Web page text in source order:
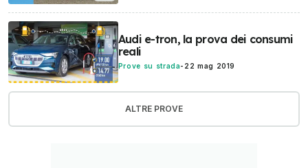
Audi e-tron, la prova dei consumi
reali
Prove su strada- 22 mag 2019
ALTRE PROVE